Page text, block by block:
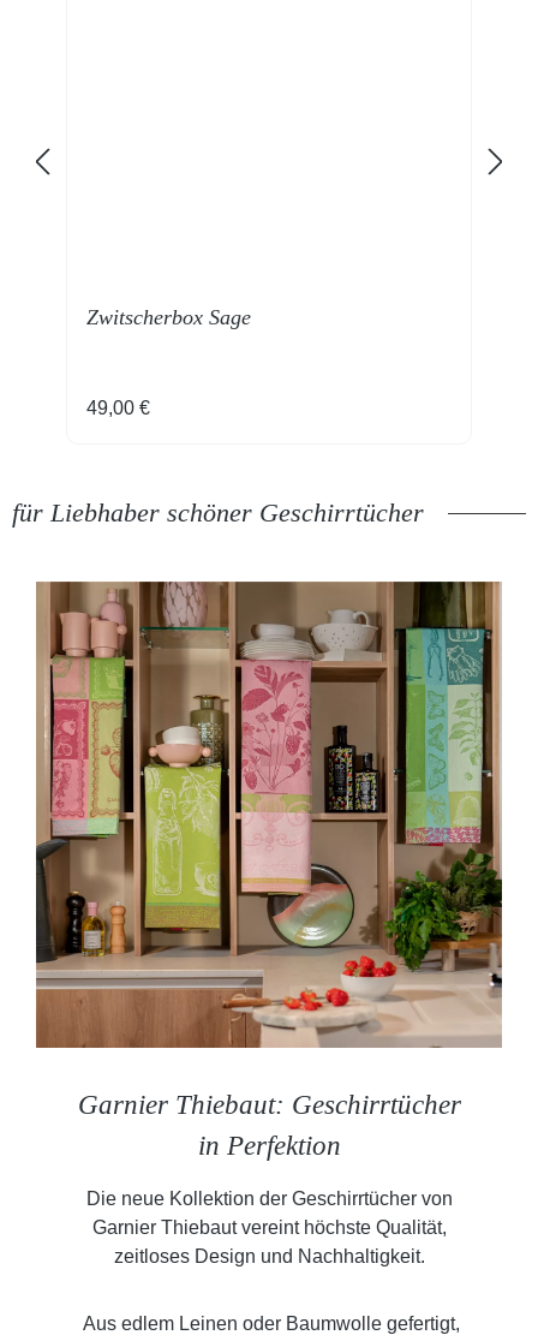
Zwitscherbox Sage
Regulärer Preis:
49,00 €
für Liebhaber schöner Geschirrtücher
Garnier Thiebaut: Geschirrtücher
in Perfektion
Die neue Kollektion der Geschirrtücher von
Garnier Thiebaut vereint höchste Qualität,
zeitloses Design und Nachhaltigkeit.
Aus edlem Leinen oder Baumwolle gefertigt,